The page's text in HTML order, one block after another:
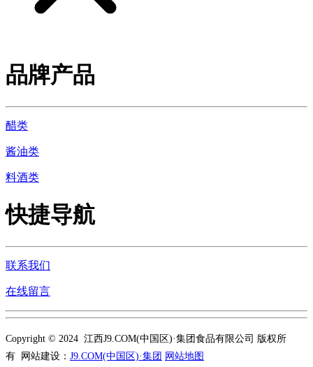
品牌产品
醋类
酱油类
料酒类
快捷导航
联系我们
在线留言
Copyright © 2024 江西J9.COM(中国区)·集团食品有限公司 版权所
有 网站建设： J9.COM(中国区)·集团 网站地图